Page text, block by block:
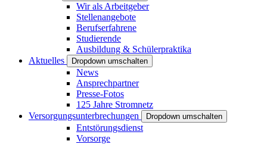
Wir als Arbeitgeber
Stellenangebote
Berufserfahrene
Studierende
Ausbildung & Schülerpraktika
Aktuelles
Dropdown umschalten
News
Ansprechpartner
Presse-Fotos
125 Jahre Stromnetz
Versorgungsunterbrechungen
Dropdown umschalten
Entstörungsdienst
Vorsorge